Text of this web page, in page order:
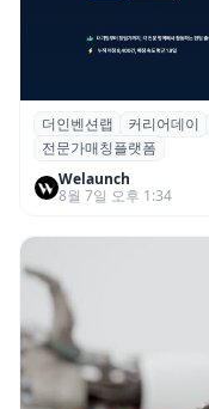
더인벤션랩·커
칭 플랫폼 ‘파인
더인벤션랩 커리어데이
전문가매칭플랫폼
Welaunch
8월 7일 오후 1:34